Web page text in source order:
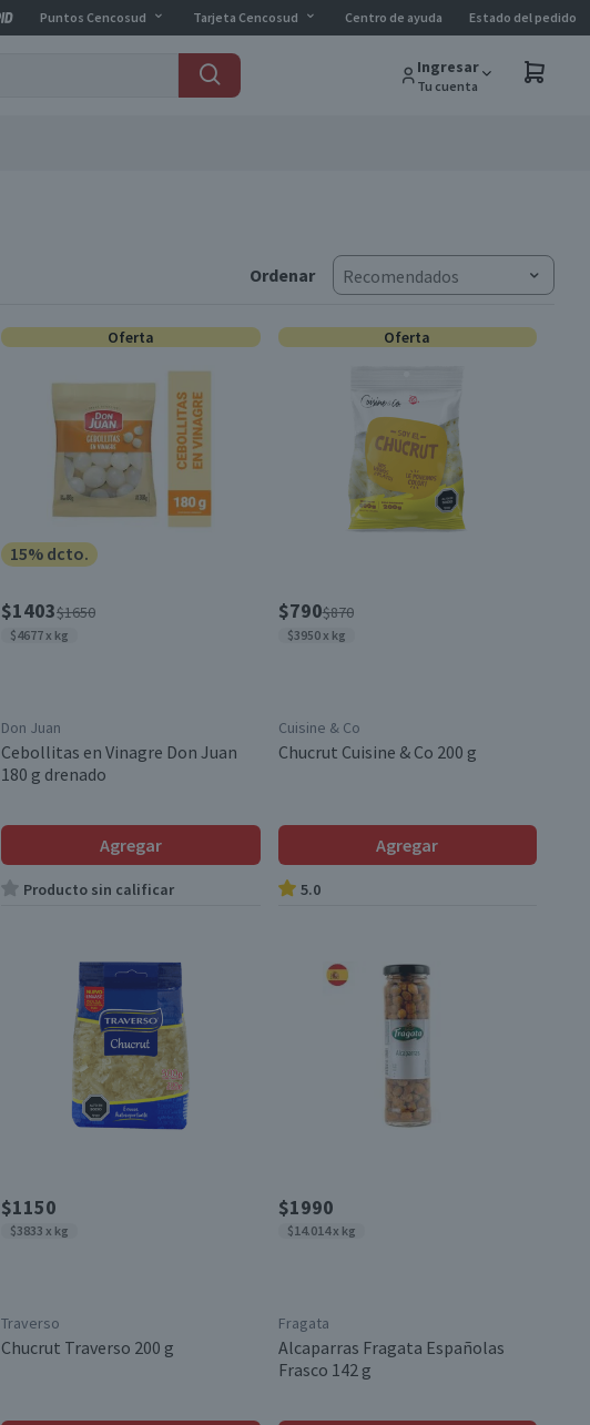
Puntos Cencosud Tarjeta Cencosud Centro de ayuda Estado del pedido
Ingresar
Tu cuenta
Ordenar Recomendados
Oferta
15% dcto.
$1403$1650
$4677 x kg
Don Juan
Cebollitas en Vinagre Don Juan
180 g drenado
Agregar
Producto sin calificar
Oferta
$790$870
$3950 x kg
Cuisine & Co
Chucrut Cuisine & Co 200 g
Agregar
5.0
$1150
$3833 x kg
Traverso
Chucrut Traverso 200 g
$1990
$14.014 x kg
Fragata
Alcaparras Fragata Españolas
Frasco 142 g